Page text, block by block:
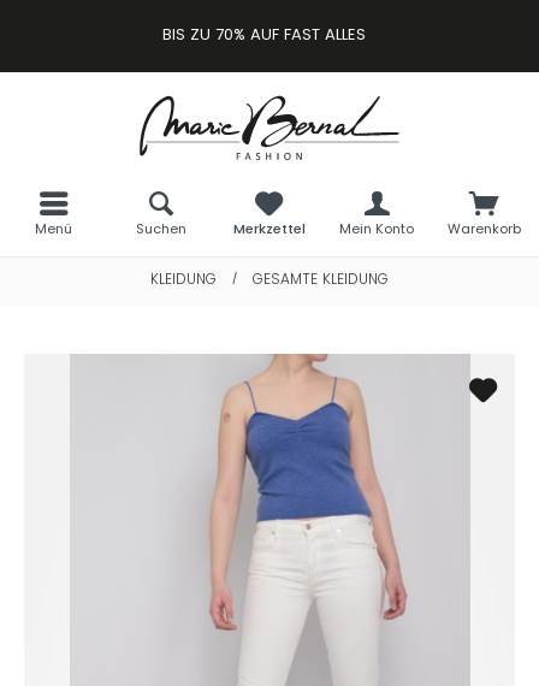
BIS ZU 70% AUF FAST ALLES
Menü Warenkorb
Merkzettel Mein Konto
Suchen
KLEIDUNG / GESAMTE KLEIDUNG